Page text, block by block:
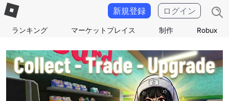
ランキング マーケットプレイス 制作 Robux
新規登録 ログイン